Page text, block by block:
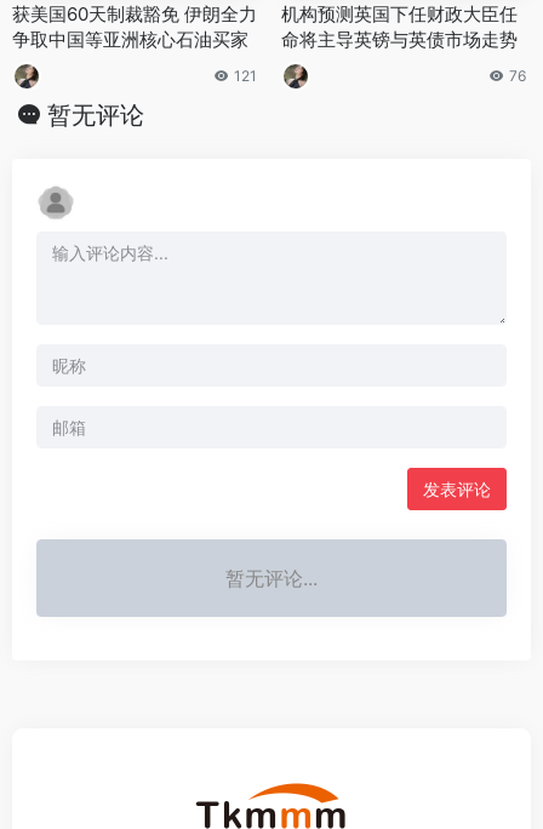
获美国60天制裁豁免 伊朗全力
争取中国等亚洲核心石油买家
121
机构预测英国下任财政大臣任
命将主导英镑与英债市场走势
76
暂无评论
发表评论
暂无评论...